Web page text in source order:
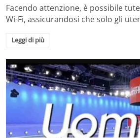
Facendo attenzione, è possibile
Wi-Fi, assicurandosi che solo gli
Leggi di più